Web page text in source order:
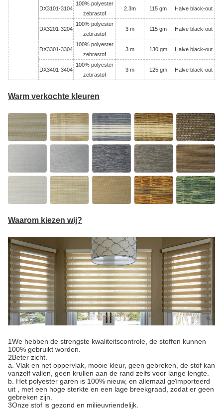
DX3101-3104
100% polyester
zebrastof
2.3m 115 gm Halve black-out
DX3201-3204
100% polyester
zebrastof
3 m 115 gm Halve black-out
DX3301-3304
100% polyester
zebrastof
3 m 130 gm Halve black-out
DX3401-3404
100% polyester
zebrastof
3 m 125 gm Halve black-out
Warm verkochte kleuren
Waarom kiezen wij?
1We hebben de strengste kwaliteitscontrole, de stoffen kunnen
100% gebruikt worden.
2Beter zicht.
a. Vlak en net oppervlak, mooie kleur, geen gebreken, de stof kan
vanzelf vallen, geen krullen aan de rand zelfs voor lange lengte.
b. Het polyester garen is 100% nieuw, en allemaal geïmporteerd
uit , met een hoge sterkte en een lage breekgraad, zodat er geen
gebreken zijn.
3Onze stof is gezond en milieuvriendelijk.